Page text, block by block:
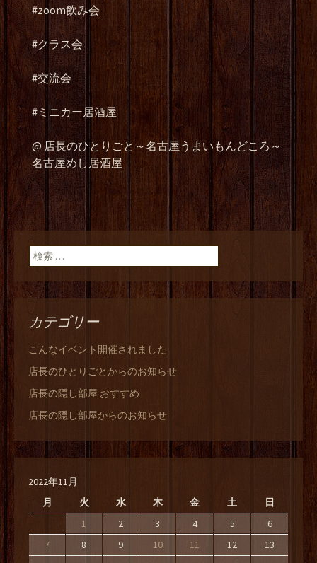
#zoom飲み会
#クラス会
#交流会
#ミニカー居酒屋
@店長のひとりごと～名古屋うまいもんどころ～
名古屋めし居酒屋
検索:
カテゴリー
こんなイベント開催されました
店長のひとりごとからのお知らせ
店長の隠し部屋 おすすめ
店長の隠し部屋からのお知らせ
2022年11月
月
火 水 木 金 土
日
1
2 3 4 5
6
7
8 9 10 11 12
13